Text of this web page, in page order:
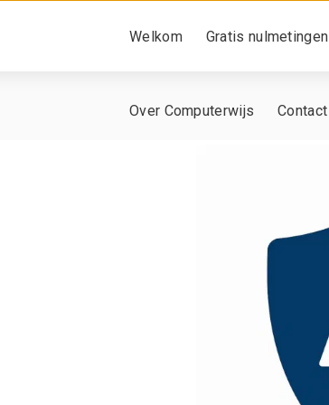
Welkom Gratis nulmetingen
Over Computerwijs Contact